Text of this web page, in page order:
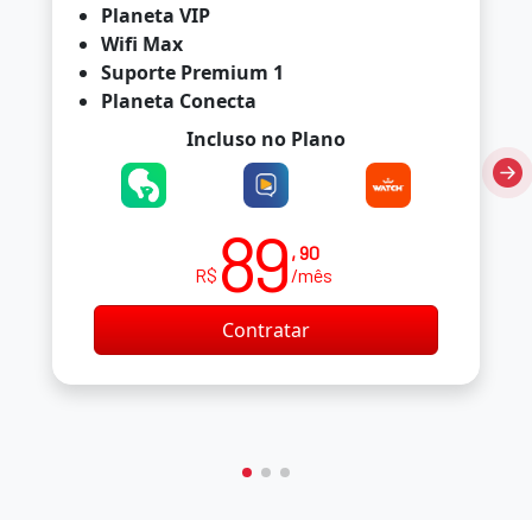
Planeta VIP
Wifi Max
Suporte Premium 1
Planeta Conecta
Incluso no Plano
R$ 89 , 90
/mês
Contratar